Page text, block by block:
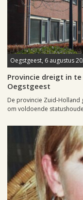
Oegstgeest, 6 augustus
Provincie dreigt in
Oegstgeest
De provincie Zuid-Holland
om voldoende